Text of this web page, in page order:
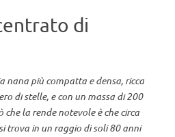
di
nana più compatta e densa, ricca
di stelle, e con un massa di 200
che la rende notevole è che circa
trova in un raggio di soli 80 anni